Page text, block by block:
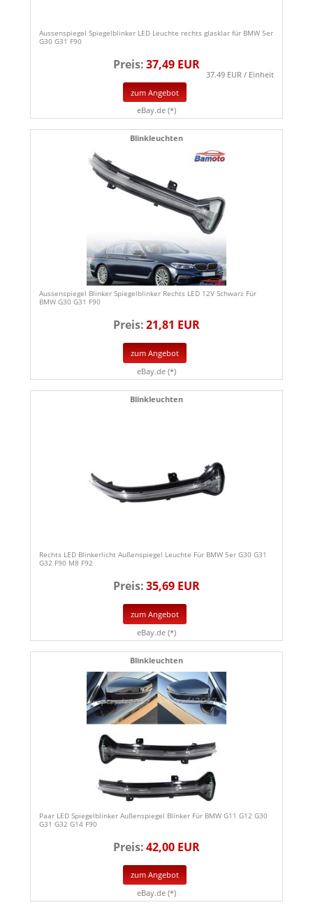
Aussenspiegel Spiegelblinker LED Leuchte rechts glasklar für BMW 5er
G30 G31 F90
Preis:37,49 EUR
37.49 EUR / Einheit
zum Angebot
eBay.de (*)
Blinkleuchten
Aussenspiegel Blinker Spiegelblinker Rechts LED 12V Schwarz Für
BMW G30 G31 F90
Preis:21,81 EUR
zum Angebot
eBay.de (*)
Blinkleuchten
Rechts LED Blinkerlicht Außenspiegel Leuchte Für BMW 5er G30 G31
G32 F90 M8 F92
Preis:35,69 EUR
zum Angebot
eBay.de (*)
Blinkleuchten
Paar LED Spiegelblinker Außenspiegel Blinker Für BMW G11 G12 G30
G31 G32 G14 F90
Preis:42,00 EUR
zum Angebot
eBay.de (*)